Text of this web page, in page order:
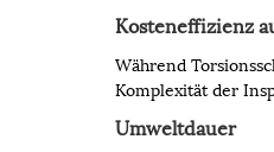
Kosteneffizienz
Während
Komplexität der
Umweltdauer